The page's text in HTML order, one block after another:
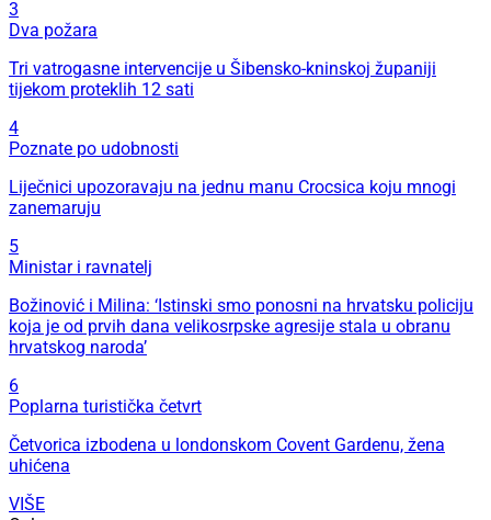
3
Dva požara
Tri vatrogasne intervencije u Šibensko-kninskoj županiji
tijekom proteklih 12 sati
4
Poznate po udobnosti
Liječnici upozoravaju na jednu manu Crocsica koju mnogi
zanemaruju
5
Ministar i ravnatelj
Božinović i Milina: ‘Istinski smo ponosni na hrvatsku policiju
koja je od prvih dana velikosrpske agresije stala u obranu
hrvatskog naroda’
6
Poplarna turistička četvrt
Četvorica izbodena u londonskom Covent Gardenu, žena
uhićena
VIŠE